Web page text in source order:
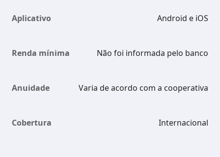
Aplicativo Android e iOS
Renda mínima Não foi informada pelo banco
Anuidade Varia de acordo com a cooperativa
Cobertura Internacional